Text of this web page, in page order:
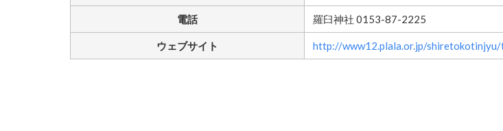
電話 羅臼神社 0153-87-2225
ウェブサイト http://www12.plala.or.jp/shiretokotinjyu/